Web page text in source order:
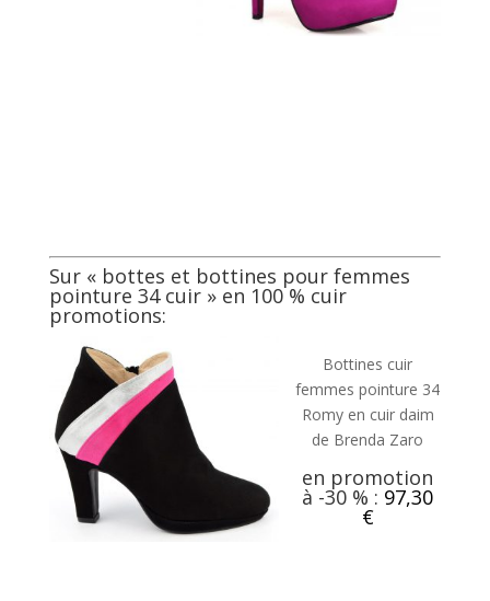
Sur « bottes et bottines pour femmes
pointure 34 cuir» en 100 % cuir
promotions:
Bottines cuir
femmes pointure 34
Romy en cuir daim
de Brenda Zaro
en promotion
à -30 % : 97,30
€